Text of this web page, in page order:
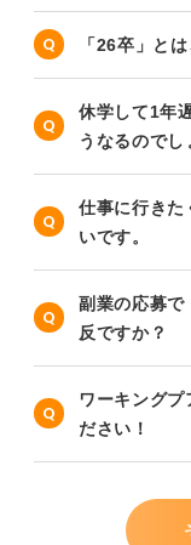
「26卒」と
休学して1年
うなるのでし
仕事に行きた
いです。
副業の応募で
反ですか？
ワーキングプ
ださい！